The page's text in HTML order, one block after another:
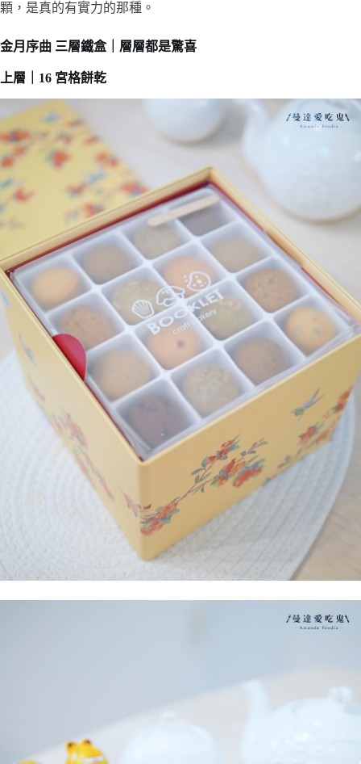
顆，是真的有實力的那種。
金月序曲 三層鐵盒｜層層都是驚喜
上層｜16 宮格餅乾